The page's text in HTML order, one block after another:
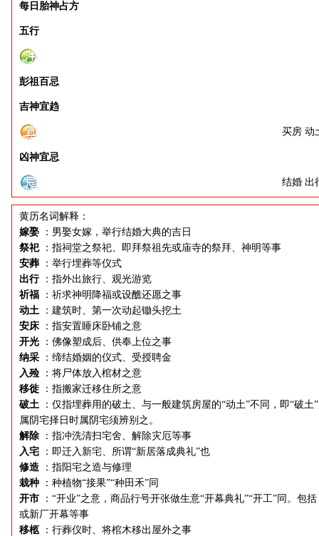
每日胎神占方
五行
彭祖百忌
吉神宜趋
买房 动
凶神宜忌
结婚 出
黄历名词解释：
嫁娶
：男娶女嫁，举行结婚大典的吉日
祭祀 ：指祠堂之祭祀、即拜祭祖先或庙寺的祭拜、神明等事
安葬
：举行埋葬等仪式
出行 ：指外出旅行、观光游览
祈福
：祈求神明降福或设醮还愿之事
动土
：建筑时、第一次动起锄头挖土
安床
：指安置睡床卧铺之意
开光
：佛像塑成后、供奉上位之事
纳采
：缔结婚姻的仪式、受授聘金
入殓
：将尸体放入棺材之意
移徙
：指搬家迁移住所之意
破土
：仅指埋葬用的破土、与一般建筑房屋的“动土”不同，即“破
属阴宅择日时属阴宅须辨别之。
解除
：指冲洗清扫宅舍、解除灾厄等事
入宅
：即迁入新宅、所谓“新居落成典礼”也
修造
：指阳宅之造与修理
栽种
：种植物“接果”“种田禾”同
开市
：“开业”之意，商品行号开张做生意“开幕典礼”“开工”同。
或新厂开幕等事
移柩
：行葬仪时、将棺木移出屋外之事